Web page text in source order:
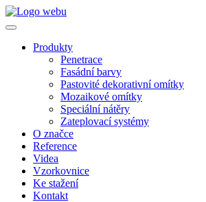
Produkty
Penetrace
Fasádní barvy
Pastovité dekorativní omítky
Mozaikové omítky
Speciální nátěry
Zateplovací systémy
O značce
Reference
Videa
Vzorkovnice
Ke stažení
Kontakt